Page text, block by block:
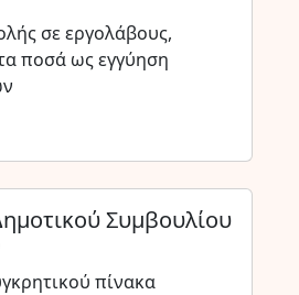
σε εργολάβους,
ποσά ως εγγύηση
Συμβουλίου
πίνακα